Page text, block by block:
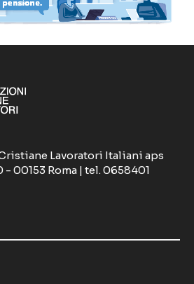
Lavoratori Italiani aps
- 00153 Roma | tel. 0658401